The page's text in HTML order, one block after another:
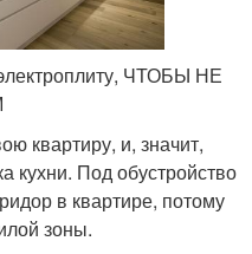
ЧТОБЫ НЕ
квартиру, и, значит,
кухни. Под обустройство
в квартире, потому
зоны.